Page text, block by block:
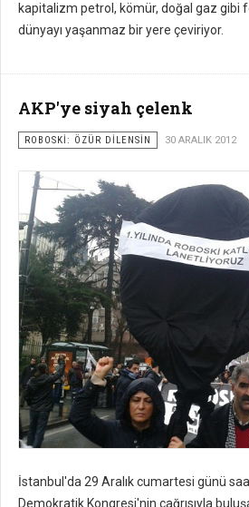
kapitalizm petrol, kömür, doğal gaz gibi
dünyayı yaşanmaz bir yere çeviriyor.
AKP'ye siyah çelenk
ROBOSKİ: ÖZÜR DİLENSİN 30 ARALIK 2012
İstanbul'da 29 Aralık cumartesi günü
Demokratik Kongresi'nin çağrısıyla